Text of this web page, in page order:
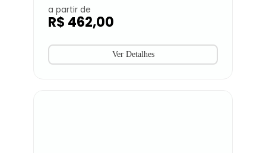
a partir de
R$ 462,00
Ver Detalhes